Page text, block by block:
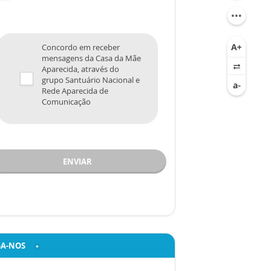
Concordo em receber
mensagens da Casa da Mãe
Aparecida, através do
grupo Santuário Nacional e
Rede Aparecida de
Comunicação
ENVIAR
NOS